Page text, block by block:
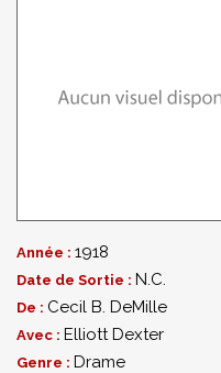
Année : 1918
Date de Sortie : N.C.
De : Cecil B. DeMille
Avec : Elliott Dexter
Genre : Drame